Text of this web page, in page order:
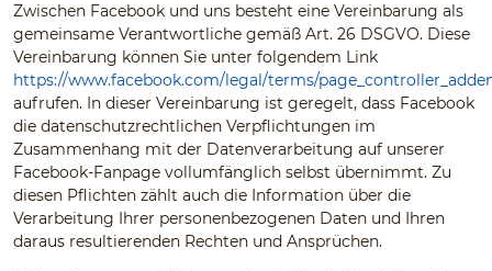
Zwischen Facebook und uns besteht eine Vereinbarung als
gemeinsame Verantwortliche gemäß Art. 26 DSGVO. Diese
Vereinbarung können Sie unter folgendem Link
https://www.facebook.com/legal/terms/
aufrufen. In dieser Vereinbarung ist geregelt, dass Facebook
die datenschutzrechtlichen Verpflichtungen im
Zusammenhang mit der Datenverarbeitung auf unserer
Facebook-Fanpage vollumfänglich selbst übernimmt. Zu
diesen Pflichten zählt auch die Information über die
Verarbeitung Ihrer personenbezogenen Daten und Ihren
daraus resultierenden Rechten und Ansprüchen.